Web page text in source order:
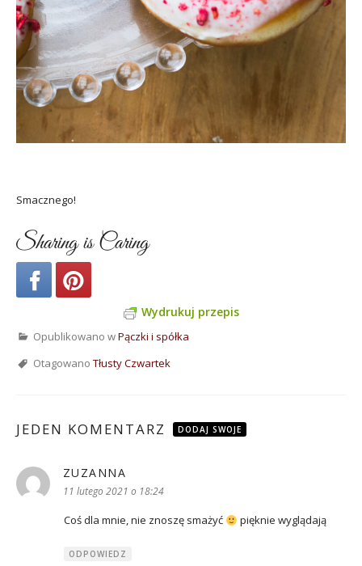
Smacznego!
Sharing is Caring
Wydrukuj przepis
Opublikowano wPączki i spółka
Otagowano Tłusty Czwartek
JEDEN KOMENTARZ DODAJ SWOJE
ZUZANNA
11 lutego 2021 o 18:24
Coś dla mnie, nie znoszę smażyć pięknie wyglądają
ODPOWIEDZ